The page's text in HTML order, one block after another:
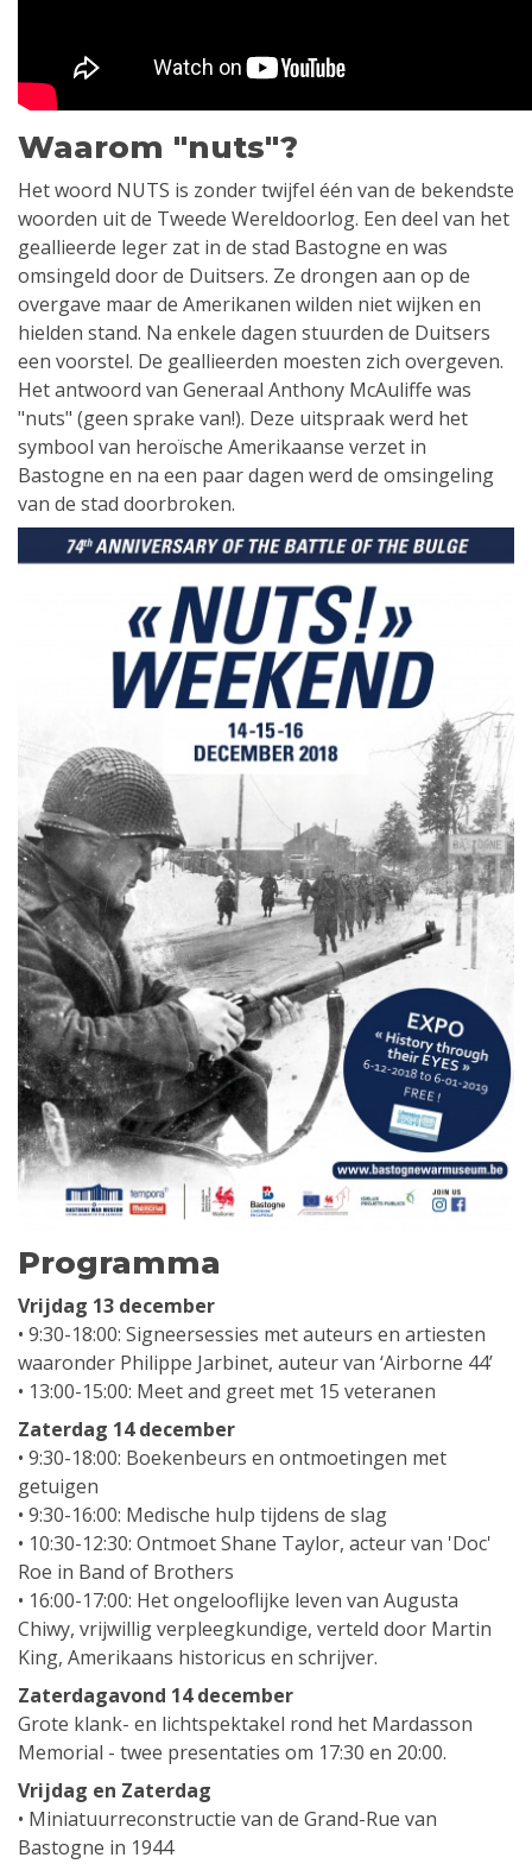
Waarom "nuts"?
Het woord NUTS is zonder twijfel één van de bekendste
woorden uit de Tweede Wereldoorlog. Een deel van het
geallieerde leger zat in de stad Bastogne en was
omsingeld door de Duitsers. Ze drongen aan op de
overgave maar de Amerikanen wilden niet wijken en
hielden stand. Na enkele dagen stuurden de Duitsers
een voorstel. De geallieerden moesten zich overgeven.
Het antwoord van Generaal Anthony McAuliffe was
"nuts" (geen sprake van!). Deze uitspraak werd het
symbool van heroïsche Amerikaanse verzet in
Bastogne en na een paar dagen werd de omsingeling
van de stad doorbroken.
Programma
Vrijdag 13 december
• 9:30-18:00: Signeersessies met auteurs en artiesten
waaronder Philippe Jarbinet, auteur van ‘Airborne 44’
• 13:00-15:00: Meet and greet met 15 veteranen
Zaterdag 14 december
• 9:30-18:00: Boekenbeurs en ontmoetingen met
getuigen
• 9:30-16:00: Medische hulp tijdens de slag
• 10:30-12:30: Ontmoet Shane Taylor, acteur van 'Doc'
Roe in Band of Brothers
• 16:00-17:00: Het ongelooflijke leven van Augusta
Chiwy, vrijwillig verpleegkundige, verteld door Martin
King, Amerikaans historicus en schrijver.
Zaterdagavond 14 december
Grote klank- en lichtspektakel rond het Mardasson
Memorial - twee presentaties om 17:30 en 20:00.
Vrijdag en Zaterdag
• Miniatuurreconstructie van de Grand-Rue van
Bastogne in 1944